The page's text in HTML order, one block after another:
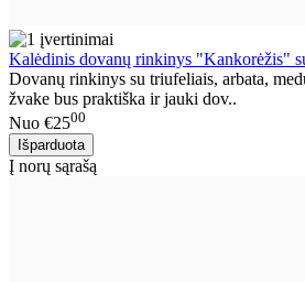
Kalėdinis dovanų rinkinys "Kankorėžis"
Dovanų rinkinys su triufeliais, arbata,
žvake bus praktiška ir jauki dov..
Nuo €2500
Į norų sąrašą